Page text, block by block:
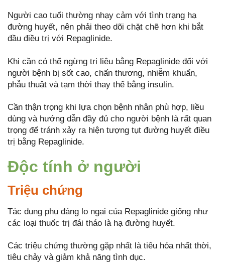
Người cao tuổi thường nhạy cảm với tình trạng hạ
đường huyết, nên phải theo dõi chặt chẽ hơn khi bắt
đầu điều trị với Repaglinide.
Khi cần có thể ngừng trị liệu bằng Repaglinide đối với
người bệnh bị sốt cao, chấn thương, nhiễm khuẩn,
phẫu thuật và tạm thời thay thế bằng insulin.
Cần thận trọng khi lựa chọn bệnh nhân phù hợp, liều
dùng và hướng dẫn đầy đủ cho người bệnh là rất quan
trọng để tránh xảy ra hiện tượng tụt đường huyết điều
trị bằng Repaglinide.
Độc tính ở người
Triệu chứng
Tác dụng phụ đáng lo ngại của Repaglinide giống như
các loại thuốc trị đái tháo là hạ đường huyết.
Các triệu chứng thường gặp nhất là tiêu hóa nhất thời,
tiêu chảy và giảm khả năng tình dục.